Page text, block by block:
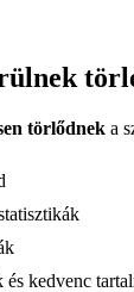
törlődnek a
kedvenc